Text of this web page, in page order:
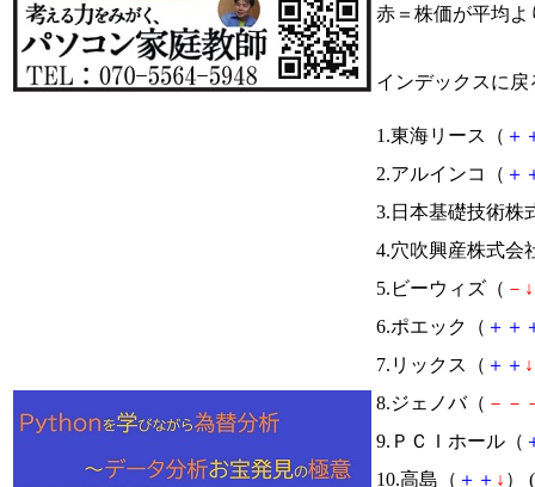
赤＝株価が平均
インデックスに戻
1.東海リース（ ＋
2.アルインコ（ ＋
3.日本基礎技術株
4.穴吹興産株式会
5.ビーウィズ（ － ↓
6.ポエック（ ＋ ＋
7.リックス（ ＋ ＋ ↓
8.ジェノバ（ － －
9.ＰＣＩホール（
10.高島（ ＋ ＋ ↓ ） (